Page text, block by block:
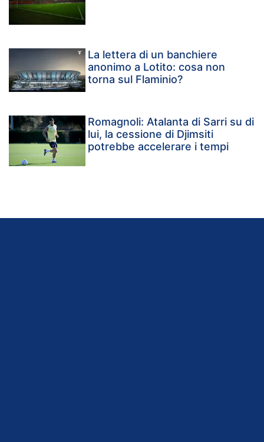
La lettera di un banchiere
anonimo a Lotito: cosa non
torna sul Flaminio?
Romagnoli: Atalanta di Sarri su di
lui, la cessione di Djimsiti
potrebbe accelerare i tempi